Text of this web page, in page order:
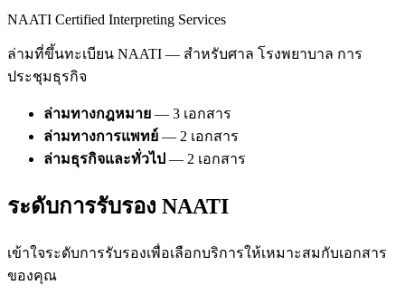
NAATI Certified Interpreting Services
ล่ามที่ขึ้นทะเบียน NAATI — สำหรับศาล โรงพยาบาล การ
ประชุมธุรกิจ
ล่ามทางกฎหมาย — 3 เอกสาร
ล่ามทางการแพทย์ — 2 เอกสาร
ล่ามธุรกิจและทั่วไป — 2 เอกสาร
ระดับการรับรอง NAATI
เข้าใจระดับการรับรองเพื่อเลือกบริการให้เหมาะสมกับเอกสาร
ของคุณ